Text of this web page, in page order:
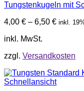
Tungstenkugeln mit
4,00 € – 6,50 € inkl.
inkl. MwSt.
zzgl. Versandkosten
Schnellansicht